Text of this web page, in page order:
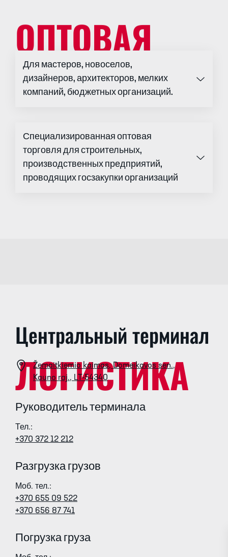
ОПТОВАЯ
ТОРГОВЛЯ
Для мастеров, новоселов,
дизайнеров, архитекторов, мелких
компаний, бюджетных организаций.
Специализированная оптовая
торговля для строительных,
производственных предприятий,
проводящих госзакупки организаций
ЛОГИСТИКА
Центральный терминал
Žemaitkiemio kaimas, Domeikavos sen.,
Kauno raj., LT-54340
Руководитель терминала
Тел.:
+370 372 12 212
Разгрузка грузов
Моб. тел.:
+370 655 09 522
+370 656 87 741
Погрузка груза